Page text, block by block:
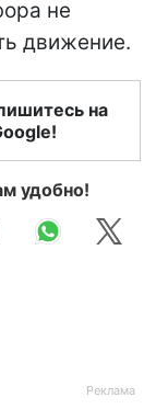
не
движение.
на
удобно!